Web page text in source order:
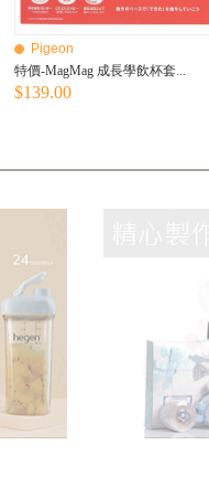
Pigeon
特價-MagMag 成長學飲杯套...
$139.00